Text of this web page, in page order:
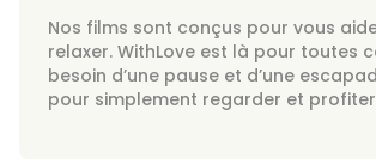
Nos films sont conçus pour vous
relaxer. WithLove est là pour toutes
besoin d’une pause et d’une
pour simplement regarder et